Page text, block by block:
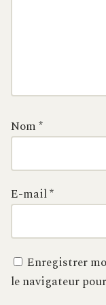
Nom*
E-mail*
Enregistrer
le navigateur